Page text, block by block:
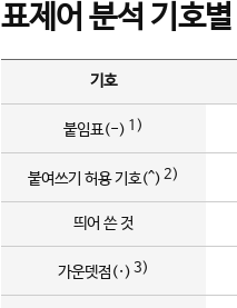
표제어 분석 기호
기호
붙임표(-) 1)
붙여쓰기 허용 기호(^) 2)
띄어 쓴 것
가운뎃점(·) 3)